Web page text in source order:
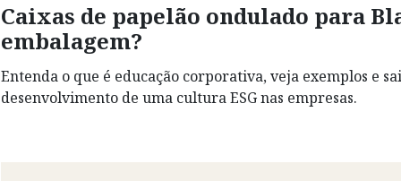
Caixas de papelão ondulado para
embalagem?
Entenda o que é educação corporativa, veja exemplos e
desenvolvimento de uma cultura ESG nas empresas.